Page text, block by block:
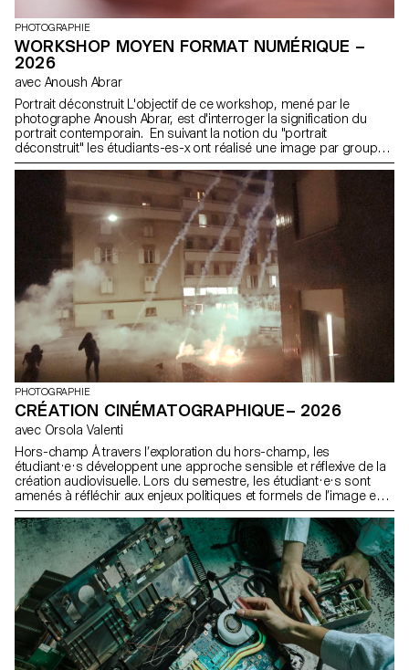
PHOTOGRAPHIE
WORKSHOP MOYEN FORMAT NUMÉRIQUE –
2026
avec Anoush Abrar
Portrait déconstruit L'objectif de ce workshop, mené par le
photographe Anoush Abrar, est d'interroger la signification du
portrait contemporain. En suivant la notion du "portrait
déconstruit" les étudiants-es-x ont réalisé une image par groupes
de deux. La semaine de workshop Moyen format digital est à la
fois une initiation au matériel de prise de vue et au logiciels
PHOTOGRAPHIE
CRÉATION CINÉMATOGRAPHIQUE– 2026
avec Orsola Valenti
Hors-champ À travers l’exploration du hors-champ, les
étudiant·e·s développent une approche sensible et réflexive de la
création audiovisuelle. Lors du semestre, les étudiant·e·s sont
amenés à réfléchir aux enjeux politiques et formels de l’image en
mouvement ainsi qu'aux relations entre le visible et le non-visible.